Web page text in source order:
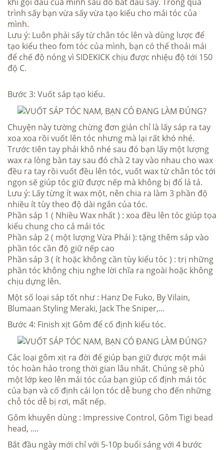
khi gội đầu của mình sau đó bắt đầu sấy. Trong quá
trình sấy bạn vừa sấy vừa tạo kiểu cho mái tóc của
mình.
Lưu ý: Luôn phải sấy từ chân tóc lên và dùng lược để
tạo kiểu theo fom tóc của mình, bạn có thể thoải mái
để chế độ nóng vì SIDEKICK chịu được nhiệu độ tới 150
độ C.
Bước 3: Vuốt sáp tạo kiểu.
Chuyện này tường chừng đơn giản chỉ là lấy sáp ra tay
xoa xoa rồi vuốt lên tóc nhưng mà lại rất khó nhé.
Trước tiên tay phải khô nhé sau đó bạn lấy một lượng
wax ra lòng bàn tay sau đó chà 2 tay vào nhau cho wax
đều ra tay rồi vuốt đều lên tóc, vuốt wax từ chân tóc tới
ngọn sẽ giúp tóc giữ được nếp mà không bị đổ lả tả.
Lưu ý: Lấy từng ít wax một, nên chia ra làm 3 phần độ
nhiều ít tùy theo độ dài ngắn của tóc.
Phần sáp 1 ( Nhiều Wax nhất ) : xoa đều lên tóc giúp tọa
kiểu chung cho cả mái tóc
Phần sáp 2 ( một lượng Vừa Phải ): tặng thêm sáp vào
phần tóc cần độ giữ nếp cao
Phần sáp 3 ( ít hoặc không cần tùy kiểu tóc ) : trị những
phần tóc không chịu nghe lời chĩa ra ngoài hoặc không
chịu dựng lên.
Một số loại sáp tốt như : Hanz De Fuko, By Vilain,
Blumaan Styling Meraki, Jack The Sniper,...
Bước 4: Finish xịt Gôm để cố định kiểu tóc.
Các loại gôm xịt ra đời để giúp bạn giữ được một mái
tóc hoàn hảo trong thời gian lâu nhất. Chúng sẽ phủ
một lớp keo lên mái tóc của bạn giúp cố định mái tóc
của bạn và cố định cái lọn tóc dễ bung cho đến những
chỗ tóc dễ bị rơi, mất nếp.
Gôm khuyên dùng : Impressive Control, Gôm Tigi bead
head, ....
Bắt đầu ngày mới chỉ với 5-10p buổi sáng với 4 bước